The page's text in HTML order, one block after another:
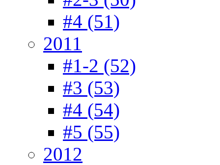
#4 (51)
2011
#1-2 (52)
#3 (53)
#4 (54)
#5 (55)
2012